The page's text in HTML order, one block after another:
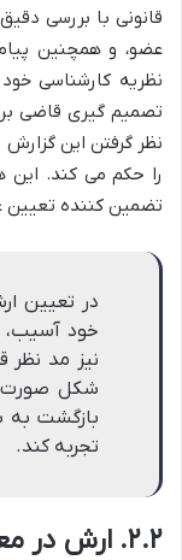
قانونی با بررسی
عضو، و همچنین
نظریه کارشناسی
تصمیم گیری قاضی
نظر گرفتن این گزارش
را حکم می کند. این
تضمین کننده تعیین
در تعیین
خود آسیب،
نیز مد نظر
شکل صورت
بازگشت به
تجربه کند.
۲.۲. ارش